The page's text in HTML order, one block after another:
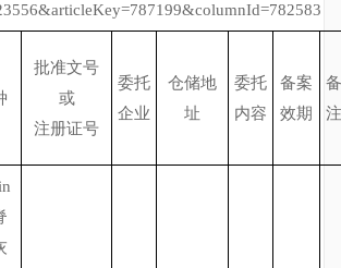
批准文号
或
注册证号
委托
企业
仓储地
址
委托
内容
备案
效期
备
注